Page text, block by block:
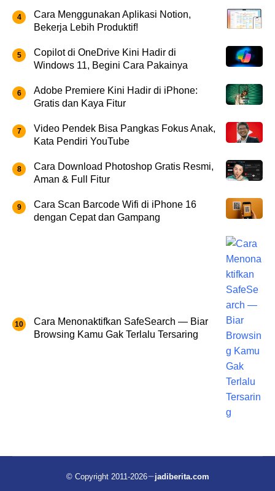
Cara Menggunakan Aplikasi Notion,
Bekerja Lebih Produktif!
Copilot di OneDrive Kini Hadir di
Windows 11, Begini Cara Pakainya
Adobe Premiere Kini Hadir di iPhone:
Gratis dan Kaya Fitur
Video Pendek Bisa Pangkas Fokus Anak,
Kata Pendiri YouTube
Cara Download Photoshop Gratis Resmi,
Aman & Full Fitur
Cara Scan Barcode Wifi di iPhone 16
dengan Cepat dan Gampang
Cara Menonaktifkan SafeSearch — Biar
Browsing Kamu Gak Terlalu Tersaring
© Copyright 2011-2026 jadiberita.com